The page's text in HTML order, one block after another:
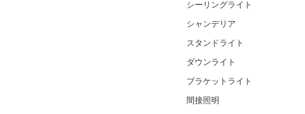
シーリングライト
シャンデリア
スタンドライト
ダウンライト
ブラケットライト
間接照明